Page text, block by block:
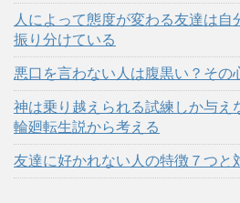
人によって態度が変わる友達は自
振り分けている
悪口を言わない人は腹黒い？その
神は乗り越えられる試練しか与え
輪廻転生説から考える
友達に好かれない人の特徴７つと